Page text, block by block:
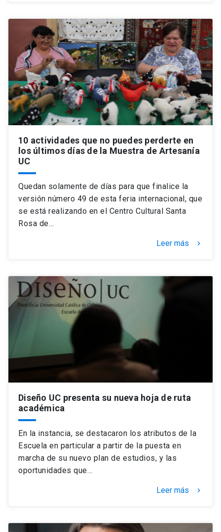
10 actividades que no puedes perderte en
los últimos días de la Muestra de Artesanía
UC
Quedan solamente de días para que finalice la
versión número 49 de esta feria internacional, que
se está realizando en el Centro Cultural Santa
Rosa de…
Leer más keyboard_arrow_right
Diseño UC presenta su nueva hoja de ruta
académica
En la instancia, se destacaron los atributos de la
Escuela en particular a partir de la puesta en
marcha de su nuevo plan de estudios, y las
oportunidades que…
Leer más keyboard_arrow_right